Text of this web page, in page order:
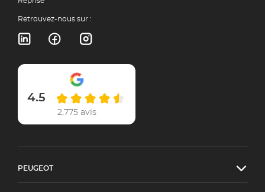
Retrouvez-nous sur :
4.5
2,775 avis
PEUGEOT